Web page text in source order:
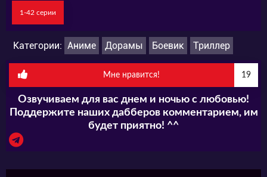
1-42 серии
Категории: Аниме Дорамы Боевик Триллер
Мне нравится! 19
Озвучиваем для вас днем и ночью с любовью!
Поддержите наших дабберов комментарием, им
будет приятно! ^^